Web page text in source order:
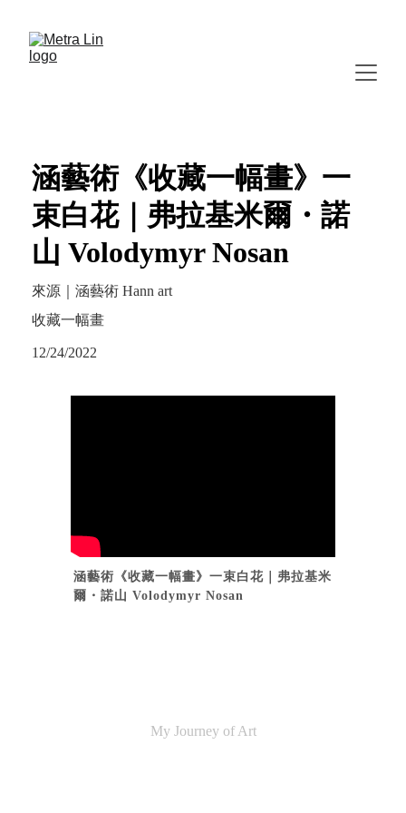
涵藝術《收藏一幅畫》一
束白花｜弗拉基米爾・諾
山 Volodymyr Nosan
來源｜涵藝術 Hann art
收藏一幅畫
12/24/2022
涵藝術《收藏一幅畫》一束白花｜弗拉基米
爾・諾山 Volodymyr Nosan
My Journey of Art